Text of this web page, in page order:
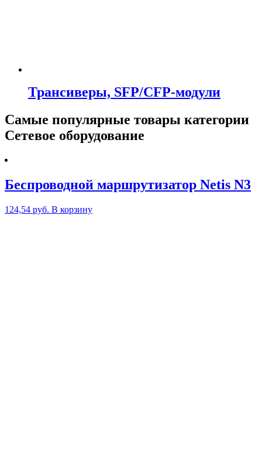
Трансиверы, SFP/CFP-модули
Самые популярные товары категории
Сетевое оборудование
Беспроводной маршрутизатор Netis N3
124,54 руб. В корзину